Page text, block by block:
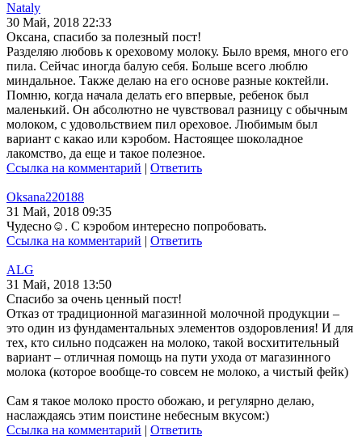
Nataly
30 Май, 2018 22:33
Оксана, спасибо за полезный пост!
Разделяю любовь к ореховому молоку. Было время, много его
пила. Сейчас иногда балую себя. Больше всего люблю
миндальное. Также делаю на его основе разные коктейли.
Помню, когда начала делать его впервые, ребенок был
маленький. Он абсолютно не чувствовал разницу с обычным
молоком, с удовольствием пил ореховое. Любимым был
вариант с какао или кэробом. Настоящее шоколадное
лакомство, да еще и такое полезное.
Ссылка на комментарий | Ответить
Oksana220188
31 Май, 2018 09:35
Чудесно☺. С кэробом интересно попробовать.
Ссылка на комментарий | Ответить
ALG
31 Май, 2018 13:50
Спасибо за очень ценный пост!
Отказ от традиционной магазинной молочной продукции –
это один из фундаментальных элементов оздоровления! И для
тех, кто сильно подсажен на молоко, такой восхитительный
вариант – отличная помощь на пути ухода от магазинного
молока (которое вообще-то совсем не молоко, а чистый фейк)
Сам я такое молоко просто обожаю, и регулярно делаю,
наслаждаясь этим поистине небесным вкусом:)
Ссылка на комментарий | Ответить